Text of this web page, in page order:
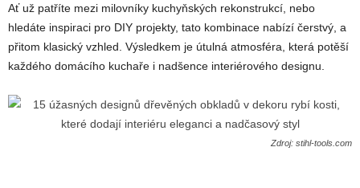
Ať už patříte mezi milovníky kuchyňských rekonstrukcí, nebo
hledáte inspiraci pro DIY projekty, tato kombinace nabízí čerstvý, a
přitom klasický vzhled. Výsledkem je útulná atmosféra, která potěší
každého domácího kuchaře i nadšence interiérového designu.
Zdroj: stihl-tools.com